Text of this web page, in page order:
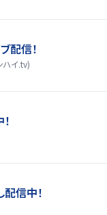
配信！
ハイ.tv)
信中！